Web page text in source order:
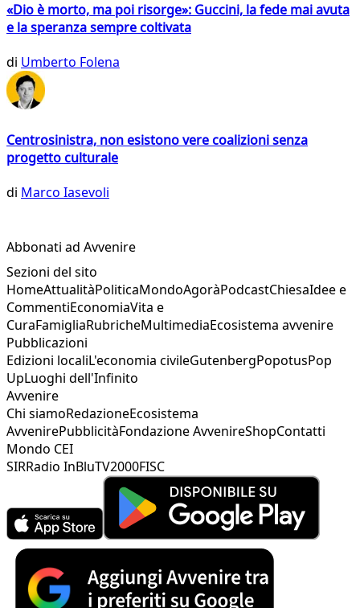
«Dio è morto, ma poi risorge»: Guccini, la fede mai avuta
e la speranza sempre coltivata
di Umberto Folena
Centrosinistra, non esistono vere coalizioni senza
progetto culturale
di Marco Iasevoli
Abbonati ad Avvenire
Sezioni del sito
HomeAttualitàPoliticaMondoAgoràPodcastChiesaIdee e
CommentiEconomiaVita e
CuraFamigliaRubricheMultimediaEcosistema avvenire
Pubblicazioni
Edizioni localiL'economia civileGutenbergPopotusPop
UpLuoghi dell'Infinito
Avvenire
Chi siamoRedazioneEcosistema
AvvenirePubblicitàFondazione AvvenireShopContatti
Mondo CEI
SIRRadio InBluTV2000FISC